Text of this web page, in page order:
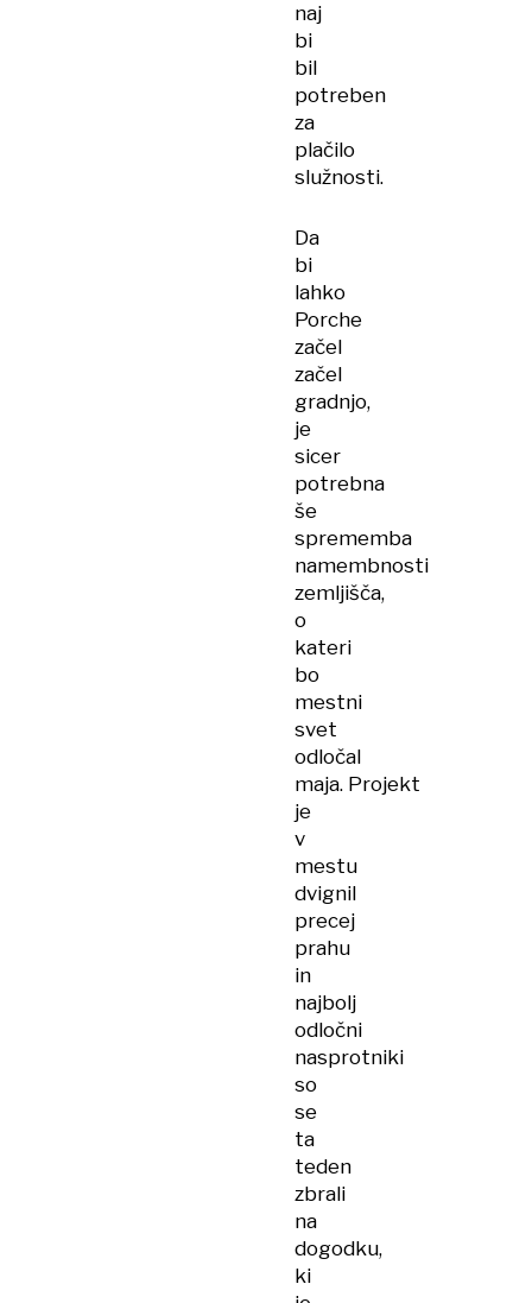
naj
bi
bil
potreben
za
plačilo
služnosti.
Da
bi
lahko
Porche
začel
začel
gradnjo,
je
sicer
potrebna
še
sprememba
namembnosti
zemljišča,
o
kateri
bo
mestni
svet
odločal
maja. Projekt
je
v
mestu
dvignil
precej
prahu
in
najbolj
odločni
nasprotniki
so
se
ta
teden
zbrali
na
dogodku,
ki